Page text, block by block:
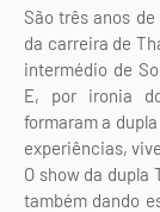
São três anos
da carreira de
intermédio de
E, por ironia
formaram a
experiências,
O show da dupla
também dando